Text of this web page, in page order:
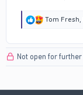
R
t
Tom Fresh
Not open for further